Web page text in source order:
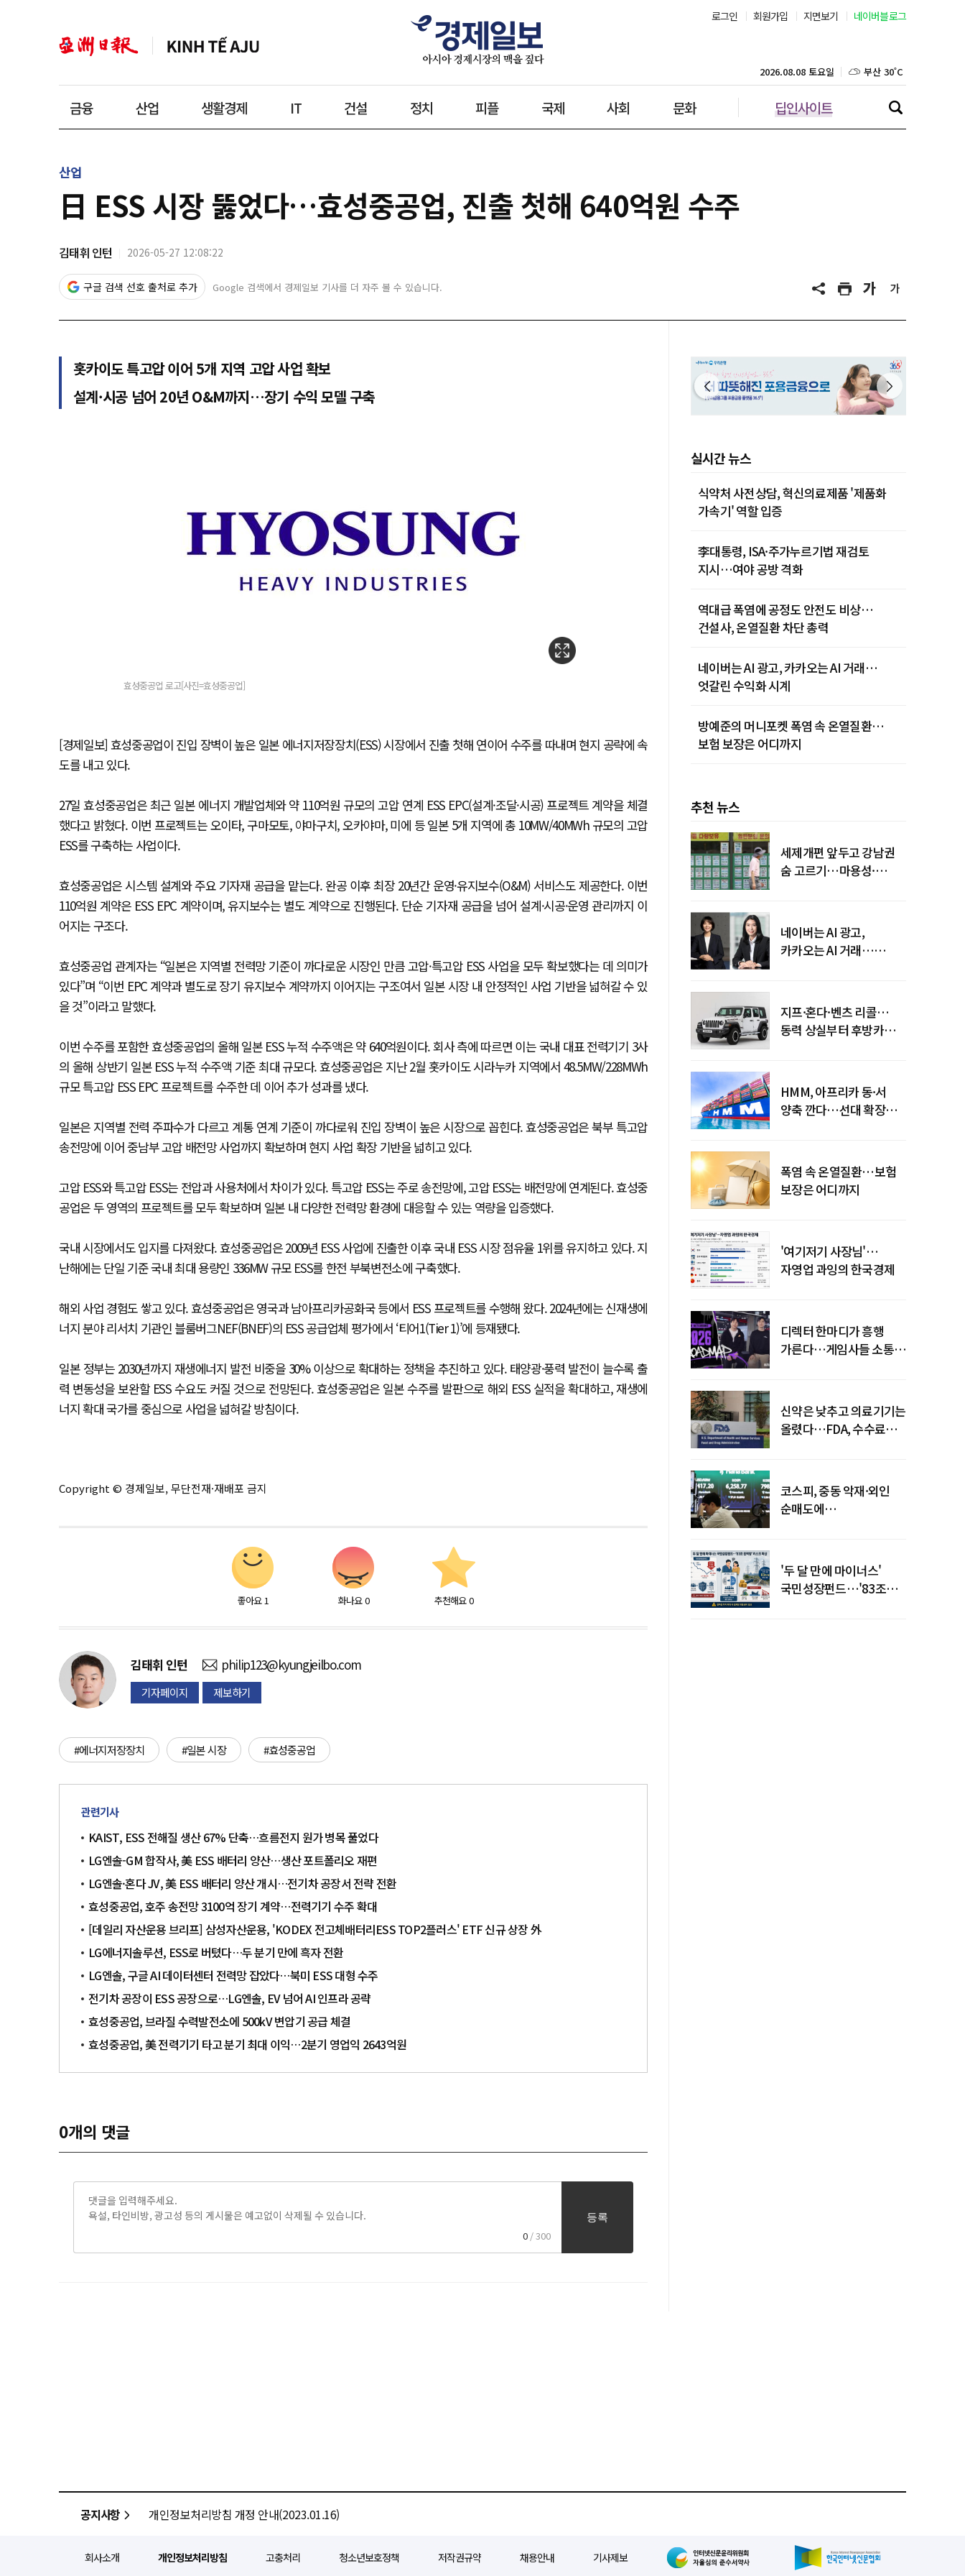
로그인 회원가입 지면보기 네이버블로그
금융 산업 생활경제 IT 건설 정치 피플 국제 사회 문화 딥인사이트
2026.08.08 토요일 대구 33˚C
인천 33˚C
제주 30˚C
산업
日 ESS 시장 뚫었다…효성중공업, 진출 첫해 640억원 수주
김태휘 인턴 2026-05-27 12:08:22
구글 검색 선호 출처로 추가 Google 검색에서 경제일보 기사를 더 자주 볼 수 있습니다.
홋카이도 특고압 이어 5개 지역 고압 사업 확보
설계·시공 넘어 20년 O&M까지…장기 수익 모델 구축
효성중공업 로고[사진=효성중공업]
[경제일보] 효성중공업이 진입 장벽이 높은 일본 에너지저장장치(ESS) 시장에서 진출 첫해 연이어 수주를 따내며 현지 공략에 속
도를 내고 있다.
27일 효성중공업은 최근 일본 에너지 개발업체와 약 110억원 규모의 고압 연계 ESS EPC(설계·조달·시공) 프로젝트 계약을 체결
했다고 밝혔다. 이번 프로젝트는 오이타, 구마모토, 야마구치, 오카야마, 미에 등 일본 5개 지역에 총 10MW/40MWh 규모의 고압
ESS를 구축하는 사업이다.
효성중공업은 시스템 설계와 주요 기자재 공급을 맡는다. 완공 이후 최장 20년간 운영·유지보수(O&M) 서비스도 제공한다. 이번
110억원 계약은 ESS EPC 계약이며, 유지보수는 별도 계약으로 진행된다. 단순 기자재 공급을 넘어 설계·시공·운영 관리까지 이
어지는 구조다.
효성중공업 관계자는 “일본은 지역별 전력망 기준이 까다로운 시장인 만큼 고압·특고압 ESS 사업을 모두 확보했다는 데 의미가
있다”며 “이번 EPC 계약과 별도로 장기 유지보수 계약까지 이어지는 구조여서 일본 시장 내 안정적인 사업 기반을 넓혀갈 수 있
을 것”이라고 말했다.
이번 수주를 포함한 효성중공업의 올해 일본 ESS 누적 수주액은 약 640억원이다. 회사 측에 따르면 이는 국내 대표 전력기기 3사
의 올해 상반기 일본 ESS 누적 수주액 기준 최대 규모다. 효성중공업은 지난 2월 홋카이도 시라누카 지역에서 48.5MW/228MWh
규모 특고압 ESS EPC 프로젝트를 수주한 데 이어 추가 성과를 냈다.
일본은 지역별 전력 주파수가 다르고 계통 연계 기준이 까다로워 진입 장벽이 높은 시장으로 꼽힌다. 효성중공업은 북부 특고압
송전망에 이어 중남부 고압 배전망 사업까지 확보하며 현지 사업 확장 기반을 넓히고 있다.
고압 ESS와 특고압 ESS는 전압과 사용처에서 차이가 있다. 특고압 ESS는 주로 송전망에, 고압 ESS는 배전망에 연계된다. 효성중
공업은 두 영역의 프로젝트를 모두 확보하며 일본 내 다양한 전력망 환경에 대응할 수 있는 역량을 입증했다.
국내 시장에서도 입지를 다져왔다. 효성중공업은 2009년 ESS 사업에 진출한 이후 국내 ESS 시장 점유율 1위를 유지하고 있다. 지
난해에는 단일 기준 국내 최대 용량인 336MW 규모 ESS를 한전 부북변전소에 구축했다.
해외 사업 경험도 쌓고 있다. 효성중공업은 영국과 남아프리카공화국 등에서 ESS 프로젝트를 수행해 왔다. 2024년에는 신재생에
너지 분야 리서치 기관인 블룸버그NEF(BNEF)의 ESS 공급업체 평가에서 ‘티어1(Tier 1)’에 등재됐다.
일본 정부는 2030년까지 재생에너지 발전 비중을 30% 이상으로 확대하는 정책을 추진하고 있다. 태양광·풍력 발전이 늘수록 출
력 변동성을 보완할 ESS 수요도 커질 것으로 전망된다. 효성중공업은 일본 수주를 발판으로 해외 ESS 실적을 확대하고, 재생에
너지 확대 국가를 중심으로 사업을 넓혀갈 방침이다.
Copyright © 경제일보, 무단전재·재배포 금지
좋아요 1 화나요 0 추천해요 0
김태휘 인턴 philip123@kyungjeilbo.com
기자페이지 제보하기
#에너지저장장치 #일본 시장 #효성중공업
관련기사
KAIST, ESS 전해질 생산 67% 단축…흐름전지 원가 병목 풀었다
LG엔솔-GM 합작사, 美 ESS 배터리 양산…생산 포트폴리오 재편
LG엔솔·혼다 JV, 美 ESS 배터리 양산 개시…전기차 공장서 전략 전환
효성중공업, 호주 송전망 3100억 장기 계약…전력기기 수주 확대
[데일리 자산운용 브리프] 삼성자산운용, 'KODEX 전고체배터리ESS TOP2플러스' ETF 신규 상장 外
LG에너지솔루션, ESS로 버텼다…두 분기 만에 흑자 전환
LG엔솔, 구글 AI 데이터센터 전력망 잡았다…북미 ESS 대형 수주
전기차 공장이 ESS 공장으로…LG엔솔, EV 넘어 AI 인프라 공략
효성중공업, 브라질 수력발전소에 500kV 변압기 공급 체결
효성중공업, 美 전력기기 타고 분기 최대 이익…2분기 영업익 2643억원
0개의 댓글
0 / 300
등록
실시간 뉴스
식약처 사전상담, 혁신의료제품 '제품화
가속기' 역할 입증
李대통령, ISA·주가누르기법 재검토
지시…여야 공방 격화
역대급 폭염에 공정도 안전도 비상…
건설사, 온열질환 차단 총력
네이버는 AI 광고, 카카오는 AI 거래…
엇갈린 수익화 시계
방예준의 머니포켓 폭염 속 온열질환…
보험 보장은 어디까지
추천 뉴스
세제개편 앞두고 강남권
숨 고르기…마용성·
네이버는 AI 광고,
카카오는 AI 거래…
지프·혼다·벤츠 리콜…
동력 상실부터 후방카메라
HMM, 아프리카 동·서
양축 깐다…선대 확장
폭염 속 온열질환…보험
보장은 어디까지
'여기저기 사장님'…
자영업 과잉의 한국경제
디렉터 한마디가 흥행
가른다…게임사들 소통
신약은 낮추고 의료기기는
올렸다…FDA, 수수료
코스피, 중동 악재·외인
순매도에
'두 달 만에 마이너스'
국민성장펀드…'83조
공지사항 개인정보처리방침 개정 안내(2023.01.16)
회사소개 개인정보처리방침 고충처리 청소년보호정책 저작권규약 채용안내 기사제보